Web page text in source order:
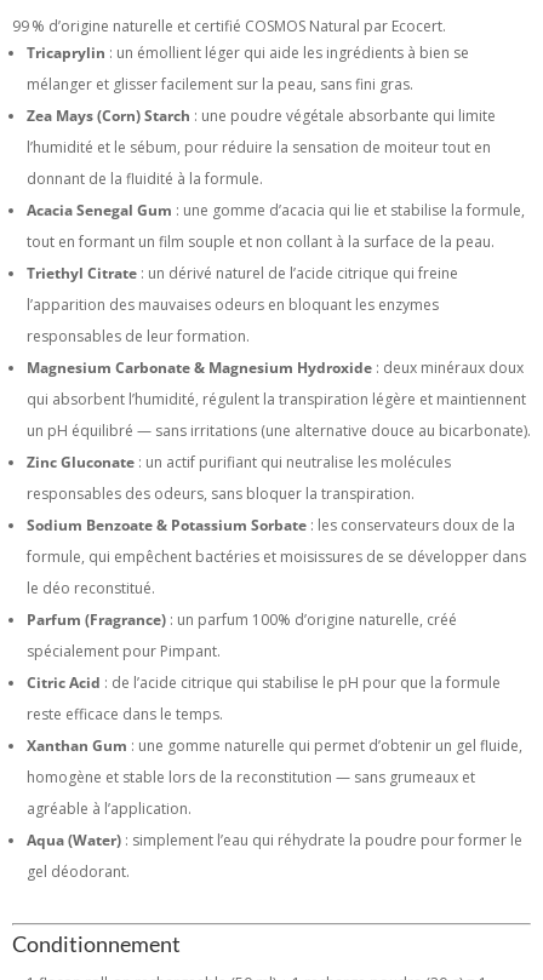
99 % d’origine naturelle et certifié COSMOS Natural par Ecocert.
Tricaprylin : un émollient léger qui aide les ingrédients à bien se
mélanger et glisser facilement sur la peau, sans fini gras.
Zea Mays (Corn) Starch : une poudre végétale absorbante qui limite
l’humidité et le sébum, pour réduire la sensation de moiteur tout en
donnant de la fluidité à la formule.
Acacia Senegal Gum : une gomme d’acacia qui lie et stabilise la formule,
tout en formant un film souple et non collant à la surface de la peau.
Triethyl Citrate : un dérivé naturel de l’acide citrique qui freine
l’apparition des mauvaises odeurs en bloquant les enzymes
responsables de leur formation.
Magnesium Carbonate & Magnesium Hydroxide : deux minéraux doux
qui absorbent l’humidité, régulent la transpiration légère et maintiennent
un pH équilibré — sans irritations (une alternative douce au bicarbonate).
Zinc Gluconate : un actif purifiant qui neutralise les molécules
responsables des odeurs, sans bloquer la transpiration.
Sodium Benzoate & Potassium Sorbate : les conservateurs doux de la
formule, qui empêchent bactéries et moisissures de se développer dans
le déo reconstitué.
Parfum (Fragrance) : un parfum 100% d’origine naturelle, créé
spécialement pour Pimpant.
Citric Acid : de l’acide citrique qui stabilise le pH pour que la formule
reste efficace dans le temps.
Xanthan Gum : une gomme naturelle qui permet d’obtenir un gel fluide,
homogène et stable lors de la reconstitution — sans grumeaux et
agréable à l’application.
Aqua (Water) : simplement l’eau qui réhydrate la poudre pour former le
gel déodorant.
Conditionnement